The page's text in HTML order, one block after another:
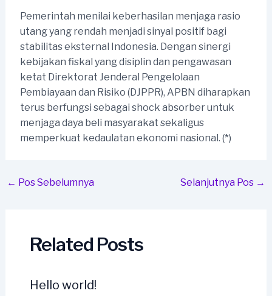
Pemerintah menilai keberhasilan menjaga rasio
utang yang rendah menjadi sinyal positif bagi
stabilitas eksternal Indonesia. Dengan sinergi
kebijakan fiskal yang disiplin dan pengawasan
ketat Direktorat Jenderal Pengelolaan
Pembiayaan dan Risiko (DJPPR), APBN diharapkan
terus berfungsi sebagai shock absorber untuk
menjaga daya beli masyarakat sekaligus
memperkuat kedaulatan ekonomi nasional. (*)
Post
← Pos Sebelumnya Selanjutnya Pos →
Related Posts
Hello world!